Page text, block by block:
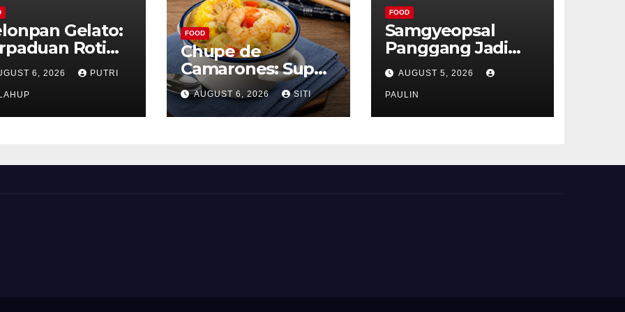
Gelato:
Roti
dan Es
Lembut yang
6, 2026 PUTRI
FOOD
Chupe de
Camarones: Sup
Udang Khas Peru
yang Gurih Lezat
AUGUST 6, 2026 SITI
FOOD
Samgyeopsal
Panggang Jadi
Favorit Pecinta
Kuliner Korea
AUGUST 5, 2026
PAULIN